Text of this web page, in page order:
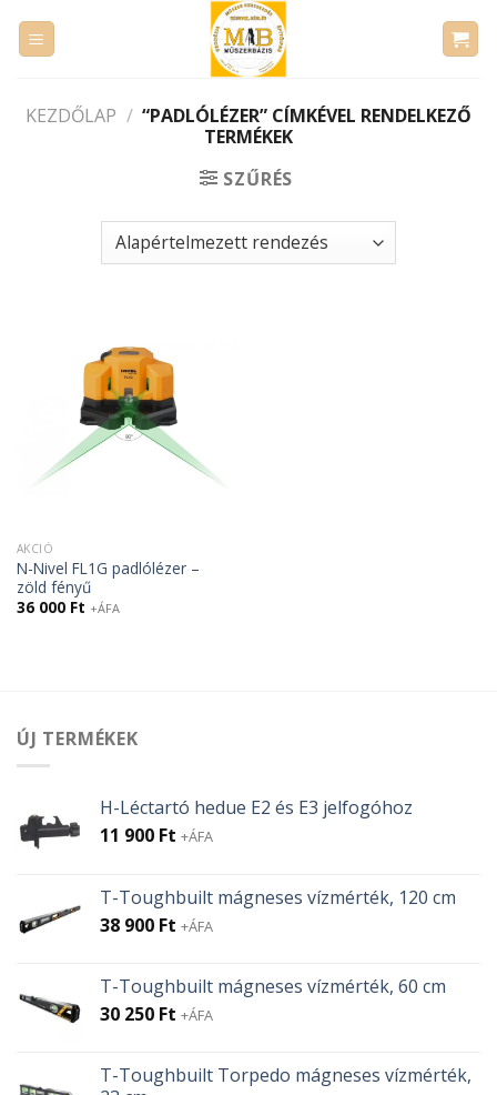
KEZDŐLAP / “PADLÓLÉZER” CÍMKÉVEL RENDELKEZŐ
TERMÉKEK
SZŰRÉS
AKCIÓ
N-Nivel FL1G padlólézer –
zöld fényű
36 000 Ft +ÁFA
ÚJ TERMÉKEK
H-Léctartó hedue E2 és E3 jelfogóhoz
11 900 Ft +ÁFA
T-Toughbuilt mágneses vízmérték, 120 cm
38 900 Ft +ÁFA
T-Toughbuilt mágneses vízmérték, 60 cm
30 250 Ft +ÁFA
T-Toughbuilt Torpedo mágneses vízmérték,